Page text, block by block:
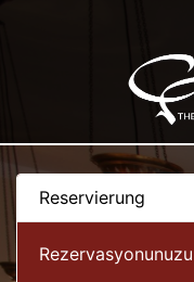
Reservierung